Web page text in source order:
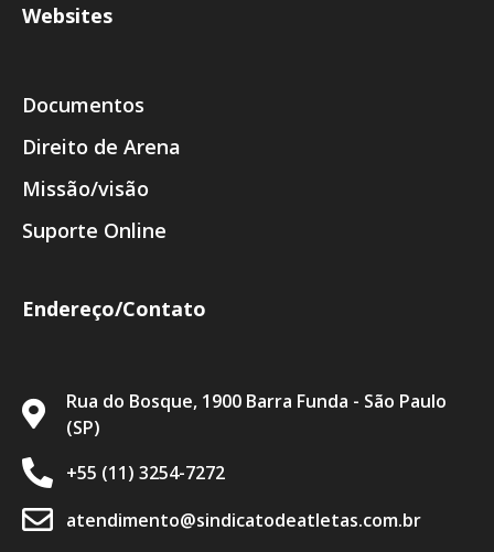
Websites
Documentos
Direito de Arena
Missão/visão
Suporte Online
Endereço/Contato
Rua do Bosque, 1900 Barra Funda - São Paulo
(SP)
+55 (11) 3254-7272
atendimento@sindicatodeatletas.com.br